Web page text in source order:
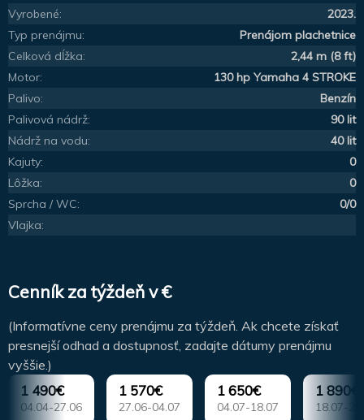
Vyrobené:
2023.
Typ prenájmu:
Prenájom plachetnice
Celková dĺžka:
2,44 m (8 ft)
Motor:
130 hp Yamaha 4 STROKE
Palivo:
Benzín
Palivová nádrž:
90 lit
Nádrž na vodu:
40 lit
Kajuty:
0
Lôžka:
0
Sprcha / WC:
0/0
Vlajka:
Cenník za týždeň v €
(Informatívne ceny prenájmu za týždeň. Ak chcete získať
presnejší odhad a dostupnosť, zadajte dátumy prenájmu
vyššie.)
1 490€
04.04-27.06
1 570€
27.06-04.07
1 650€
04.07-18.07
1 890€
18.07-